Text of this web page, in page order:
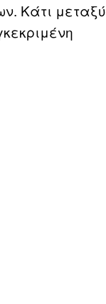
Κάτι μεταξύ